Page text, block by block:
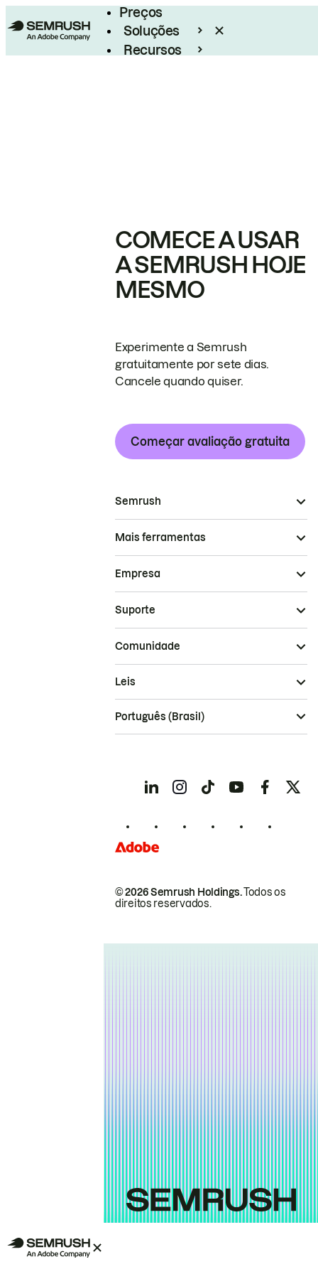
Preços
Soluções
Recursos
COMECE A USAR
A SEMRUSH HOJE
MESMO
Experimente a Semrush
gratuitamente por sete dias.
Cancele quando quiser.
Começar avaliação gratuita
Semrush
Mais ferramentas
Empresa
Suporte
Comunidade
© 2026 Semrush Holdings.Todos os
direitos reservados.
Leis
Português (Brasil)